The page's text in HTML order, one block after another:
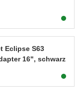
Eclipse S63
16", schwarz